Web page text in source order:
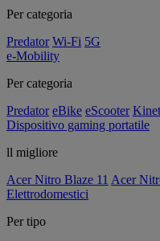
Per categoria
Predator Wi-Fi 5G
e-Mobility
Per categoria
Predator eBike eScooter
Dispositivo gaming portatile
ll migliore
Acer Nitro Blaze 11 Acer
Elettrodomestici
Per tipo